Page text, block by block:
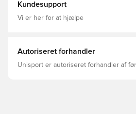
Kundesupport
Vi er her for at hjælpe
Autoriseret forhandler
Unisport er autoriseret forhandler af